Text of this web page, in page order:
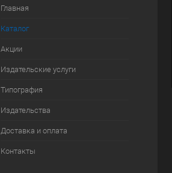
Главная
Каталог
Акции
Издательские услуги
Типография
Издательства
Доставка и оплата
Контакты